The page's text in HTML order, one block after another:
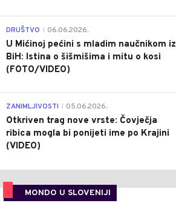
DRUŠTVO 06.06.2026.
U Mićinoj pećini s mladim naučnikom iz
BiH: Istina o šišmišima i mitu o kosi
(FOTO/VIDEO)
ZANIMLJIVOSTI 05.06.2026.
Otkriven trag nove vrste: Čovječja
ribica mogla bi ponijeti ime po Krajini
(VIDEO)
MONDO U SLOVENIJI